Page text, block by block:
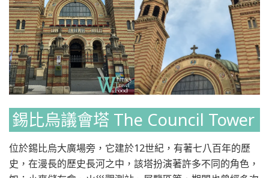
錫比烏議會塔 The Council Tower
位於錫比烏大廣場旁，它建於12世紀，有著七八百年的歷
史，在漫長的歷史長河之中，該塔扮演著許多不同的角色，